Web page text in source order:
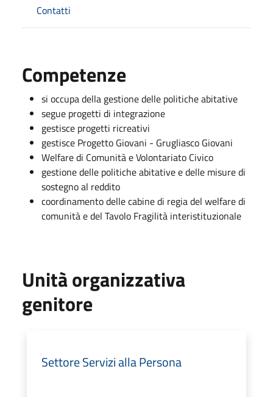
Contatti
Competenze
si occupa della gestione delle politiche abitative
segue progetti di integrazione
gestisce progetti ricreativi
gestisce Progetto Giovani - Grugliasco Giovani
Welfare di Comunità e Volontariato Civico
gestione delle politiche abitative e delle misure di
sostegno al reddito
coordinamento delle cabine di regia del welfare di
comunità e del Tavolo Fragilità interistituzionale
Unità organizzativa
genitore
Settore Servizi alla Persona